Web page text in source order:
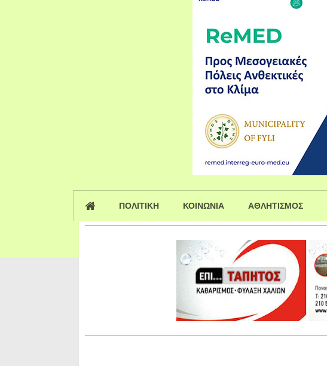
ΠΟΛΙΤΙΚΗ ΚΟΙΝΩΝΙΑ ΑΘΛΗΤΙΣΜΟΣ